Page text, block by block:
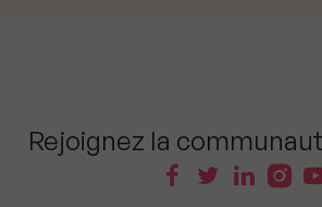
Rejoignez la